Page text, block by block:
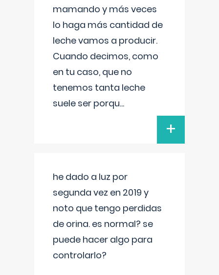
mamando y más veces
lo haga más cantidad de
leche vamos a producir.
Cuando decimos, como
en tu caso, que no
tenemos tanta leche
suele ser porqu...
+
he dado a luz por
segunda vez en 2019 y
noto que tengo perdidas
de orina. es normal? se
puede hacer algo para
controlarlo?